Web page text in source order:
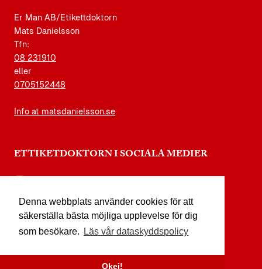
Denna webbplats använder cookies för att
säkerställa bästa möjliga upplevelse för dig
som besökare.
Läs vår dataskyddspolicy
Okej!
Er Man AB/Etikettdoktorn
Mats Danielsson
Tfn:
08 231910
eller
0705152448
Info at matsdanielsson.se
ETTIKETDOKTORN I SOCIALA MEDIER
facebook.com/etikettdoktorn
youtube.com/etikettdoktorn